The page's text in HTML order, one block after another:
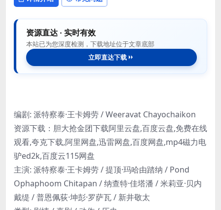
资源直达 · 实时有效
本站已为您深度检测，下载地址位于文章底部
立即直达下载
编剧: 派特察泰·王卡姆劳 / Weeravat Chayochaikon
资源下载：胆大抢金团下载阿里云盘,百度云盘,免费在线
观看,夸克下载,阿里网盘,迅雷网盘,百度网盘,mp4磁力电
驴ed2k,百度云115网盘
主演: 派特察泰·王卡姆劳 / 提顶·玛哈由踏纳 / Pond
Ophaphoom Chitapan / 纳查特·佳塔潘 / 米莉亚·贝内
戴缇 / 普恩佩荻·坤彭·罗萨瓦 / 新井敬太